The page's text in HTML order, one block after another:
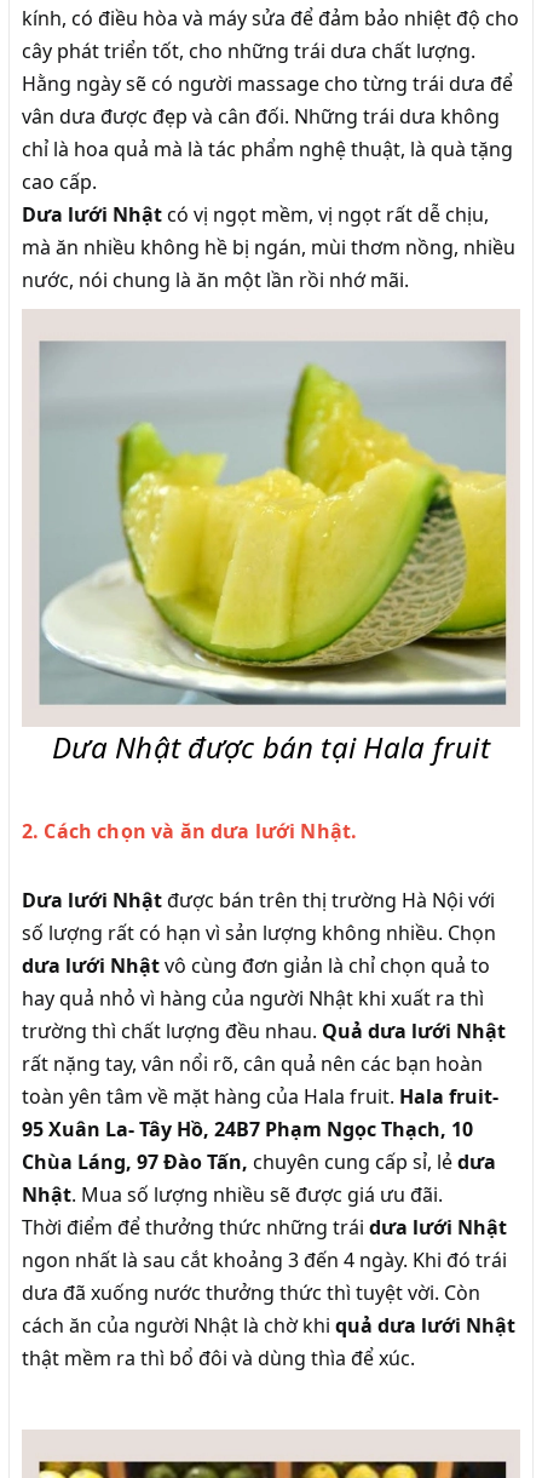
kính, có điều hòa và máy sửa để đảm bảo nhiệt độ cho
cây phát triển tốt, cho những trái dưa chất lượng.
Hằng ngày sẽ có người massage cho từng trái dưa để
vân dưa được đẹp và cân đối. Những trái dưa không
chỉ là hoa quả mà là tác phẩm nghệ thuật, là quà tặng
cao cấp.
Dưa lưới Nhậtcó vị ngọt mềm, vị ngọt rất dễ chịu,
mà ăn nhiều không hề bị ngán, mùi thơm nồng, nhiều
nước, nói chung là ăn một lần rồi nhớ mãi.
Dưa Nhật được bán tại Hala fruit
2. Cách chọn và ăn dưa lưới Nhật.
Dưa lưới Nhậtđược bán trên thị trường Hà Nội với
số lượng rất có hạn vì sản lượng không nhiều. Chọn
dưa lưới Nhậtvô cùng đơn giản là chỉ chọn quả to
hay quả nhỏ vì hàng của người Nhật khi xuất ra thì
trường thì chất lượng đều nhau. Quả dưa lưới Nhật
rất nặng tay, vân nổi rõ, cân quả nên các bạn hoàn
toàn yên tâm về mặt hàng của Hala fruit. Hala fruit-
95 Xuân La- Tây Hồ, 24B7 Phạm Ngọc Thạch, 10
Chùa Láng, 97 Đào Tấn, chuyên cung cấp sỉ, lẻdưa
Nhật. Mua số lượng nhiều sẽ được giá ưu đãi.
Thời điểm để thưởng thức những trái dưa lưới Nhật
ngon nhất là sau cắt khoảng 3 đến 4 ngày. Khi đó trái
dưa đã xuống nước thưởng thức thì tuyệt vời. Còn
cách ăn của người Nhật là chờ khi quả dưa lưới Nhật
thật mềm ra thì bổ đôi và dùng thìa để xúc.